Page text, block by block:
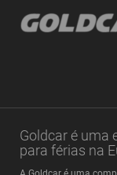
Goldcar é uma
para férias na